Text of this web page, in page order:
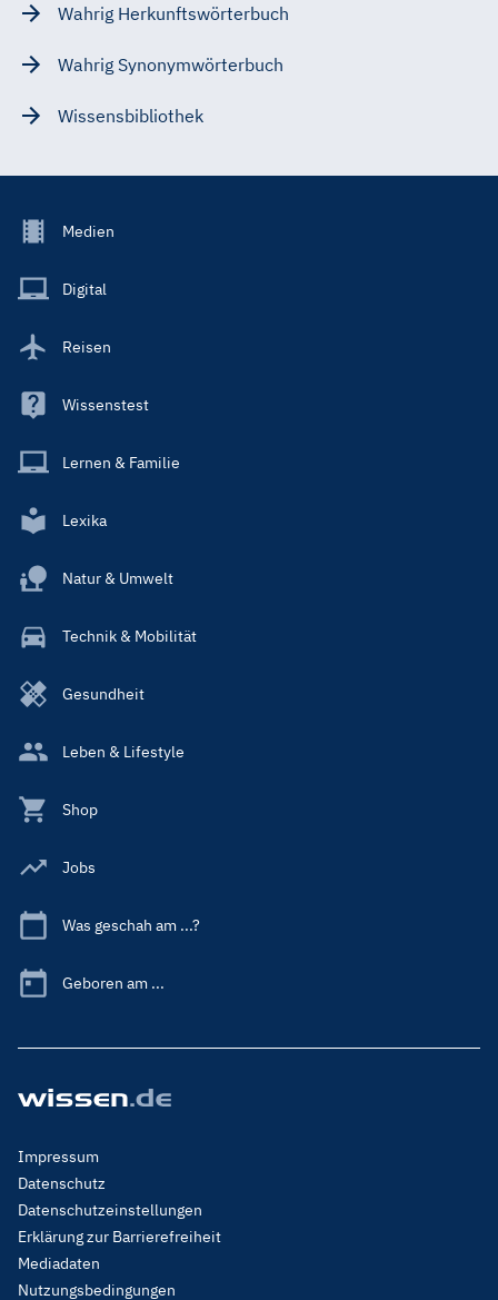
Wahrig Herkunftswörterbuch
Wahrig Synonymwörterbuch
Wissensbibliothek
Footer
Main
Medien
Digital
Reisen
Wissenstest
Lernen & Familie
Lexika
Natur & Umwelt
Technik & Mobilität
Gesundheit
Leben & Lifestyle
Shop
Jobs
Was geschah am ...?
Geboren am ...
Footer
Menu
Legal
Impressum
Datenschutz
Datenschutzeinstellungen
Erklärung zur Barrierefreiheit
Mediadaten
Nutzungsbedingungen